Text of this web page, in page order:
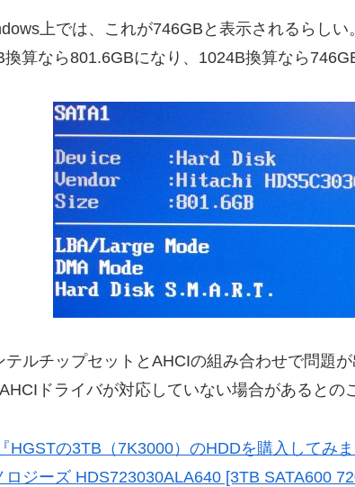
上では、これが746GBと表示されるらしい。
算なら801.6GBになり、1024B換算なら
テルチップセットとAHCIの組み合わせで問題が
ドライバが対応していない場合があるとの
HGSTの3TB（7K3000）のHDDを購入してみ
ロジーズ HDS723030ALA640 [3TB SATA600